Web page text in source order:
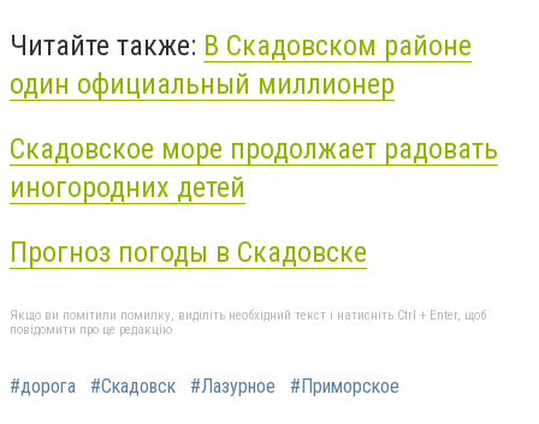
Читайте также: В Скадовском районе
один официальный миллионер
Скадовское море продолжает радовать
иногородних детей
Прогноз погоды в Скадовске
Якщо ви помітили помилку, виділіть необхідний текст і натисніть Ctrl + Enter, щоб
повідомити про це редакцію
#дорога #Скадовск #Лазурное #Приморское